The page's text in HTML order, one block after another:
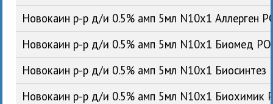
Новокаин р-р д/и 0.5% амп 5мл N10x1 Аллерген
Новокаин р-р д/и 0.5% амп 5мл N10x1 Биомед
Новокаин р-р д/и 0.5% амп 5мл N10x1 Биосинтез
Новокаин р-р д/и 0.5% амп 5мл N10x1 Биохимик